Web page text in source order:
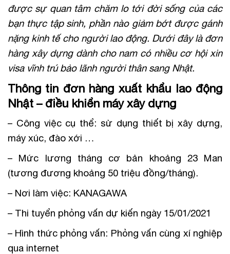
được sự quan tâm chăm lo tới đời sống của các
bạn thực tập sinh, phần nào giảm bớt được gánh
nặng kinh tế cho người lao động. Dưới đây là đơn
hàng xây dựng dành cho nam có nhiều cơ hội xin
visa vĩnh trú bảo lãnh người thân sang Nhật.
Thông tin đơn hàng xuất khẩu lao động
Nhật – điều khiển máy xây dựng
– Công việc cụ thể: sử dụng thiết bị xây dựng,
máy xúc, đào xới …
– Mức lương tháng cơ bản khoảng 23 Man
(tương đương khoảng 50 triệu đồng/tháng).
– Nơi làm việc: KANAGAWA
– Thi tuyển phỏng vấn dự kiến ngày 15/01/2021
– Hình thức phỏng vấn: Phỏng vấn cùng xí nghiệp
qua internet